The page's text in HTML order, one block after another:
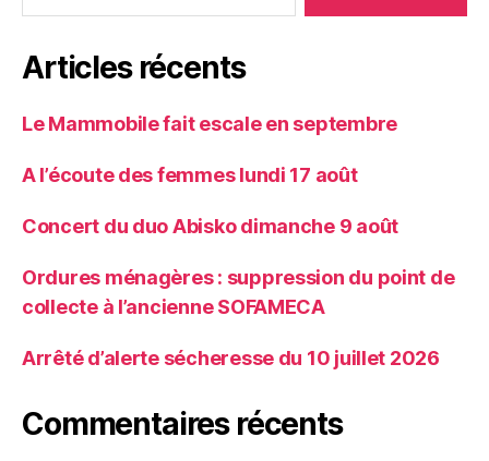
Articles récents
Le Mammobile fait escale en septembre
A l’écoute des femmes lundi 17 août
Concert du duo Abisko dimanche 9 août
Ordures ménagères : suppression du point de
collecte à l’ancienne SOFAMECA
Arrêté d’alerte sécheresse du 10 juillet 2026
Commentaires récents